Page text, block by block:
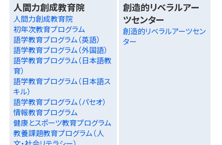
人間力創成教育院
人間力創成教育院
初年次教育プログラム
語学教育プログラム（英語）
語学教育プログラム（外国語）
語学教育プログラム（日本語教
育）
語学教育プログラム（日本語ス
キル）
語学教育プログラム（パセオ）
情報教育プログラム
健康とスポーツ教育プログラム
教養課題教育プログラム（人
創造的リベラルアー
ツセンター
創造的リベラルアーツセン
ター